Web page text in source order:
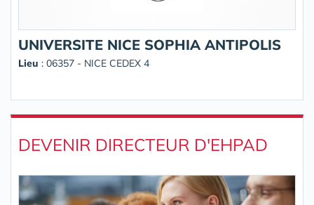
UNIVERSITE NICE SOPHIA ANTIPOLIS
Lieu : 06357 - NICE CEDEX 4
DEVENIR DIRECTEUR D'EHPAD